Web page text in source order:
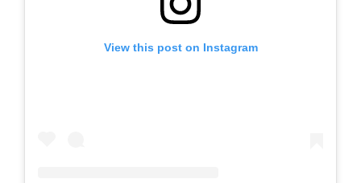
View this post on Instagram